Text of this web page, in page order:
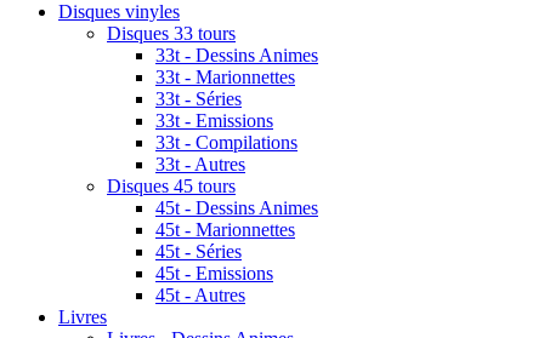
Disques vinyles
Disques 33 tours
33t - Dessins Animes
33t - Marionnettes
33t - Séries
33t - Emissions
33t - Compilations
33t - Autres
Disques 45 tours
45t - Dessins Animes
45t - Marionnettes
45t - Séries
45t - Emissions
45t - Autres
Livres